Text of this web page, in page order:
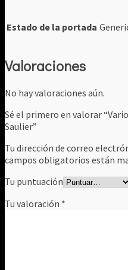
Estado de la portada
Valoraciones
No hay valoraciones aún.
Sé el primero en valorar
Saulier”
Tu dirección de correo
campos obligatorios están
Tu puntuación
Tu valoración *